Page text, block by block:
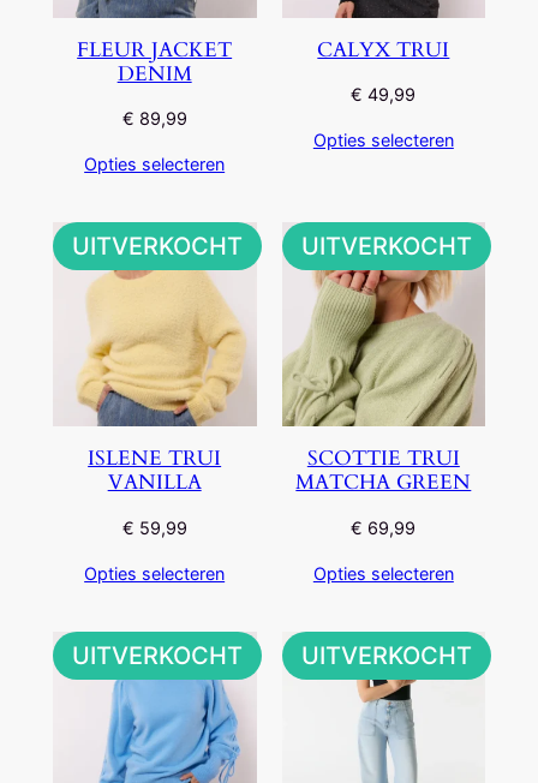
FLEUR JACKET
DENIM
€ 89,99
Opties selecteren
CALYX TRUI
€ 49,99
Opties selecteren
UITVERKOCHT
ISLENE TRUI
VANILLA
€ 59,99
Opties selecteren
UITVERKOCHT
SCOTTIE TRUI
MATCHA GREEN
€ 69,99
Opties selecteren
UITVERKOCHT UITVERKOCHT